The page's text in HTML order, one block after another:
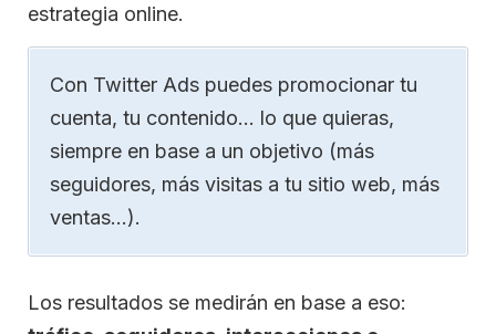
estrategia online.
Con Twitter Ads puedes promocionar tu
cuenta, tu contenido… lo que quieras,
siempre en base a un objetivo (más
seguidores, más visitas a tu sitio web, más
ventas…).
Los resultados se medirán en base a eso: